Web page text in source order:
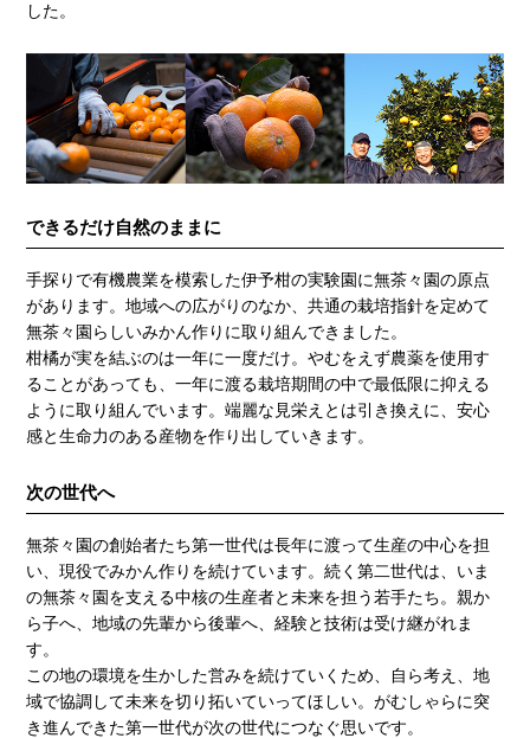
した。
できるだけ自然のままに
手探りで有機農業を模索した伊予柑の実験園に無茶々園の原点
があります。地域への広がりのなか、共通の栽培指針を定めて
無茶々園らしいみかん作りに取り組んできました。
柑橘が実を結ぶのは一年に一度だけ。やむをえず農薬を使用す
ることがあっても、一年に渡る栽培期間の中で最低限に抑える
ように取り組んでいます。端麗な見栄えとは引き換えに、安心
感と生命力のある産物を作り出していきます。
次の世代へ
無茶々園の創始者たち第一世代は長年に渡って生産の中心を担
い、現役でみかん作りを続けています。続く第二世代は、いま
の無茶々園を支える中核の生産者と未来を担う若手たち。親か
ら子へ、地域の先輩から後輩へ、経験と技術は受け継がれま
す。
この地の環境を生かした営みを続けていくため、自ら考え、地
域で協調して未来を切り拓いていってほしい。がむしゃらに突
き進んできた第一世代が次の世代につなぐ思いです。